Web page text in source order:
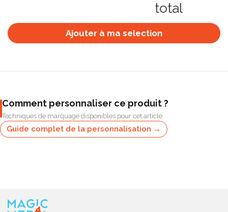
total
Ajouter à ma selection
Comment personnaliser ce produit ?
Techniques de marquage disponibles pour cet article
Guide complet de la personnalisation →